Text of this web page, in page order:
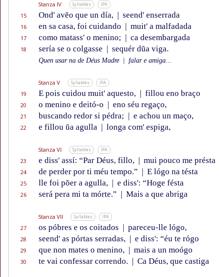
Stanza IV Syllables IPA
15 Ond' avẽo que un día, | seend' enserrada
16 en sa casa, foi cuidando | muit' a malfadada
17 como matass' o menino; | ca desembargada
18 sería se o colgasse | sequér dũa viga.
Quen usar na de Déus Madre falar e amiga...
Stanza V Syllables IPA
19 E pois cuidou muit' aquesto, | fillou eno braço
20 o menino e deitó-o | eno séu regaço,
21 buscando redor si pédra; | e achou un maço,
22 e fillou ũa agulla | longa com' espiga,
Stanza VI Syllables IPA
23 e diss' assí: “Par Déus, fillo, | mui pouco me présta
24 de perder por ti méu tempo.” | E lógo na tésta
25 lle foi põer a agulla, | e diss': “Hoge fésta
26 será pera mi ta mórte.” | Mais a que abriga
Stanza VII Syllables IPA
27 os póbres e os coitados | pareceu-lle lógo,
28 seend' as pórtas serradas, | e diss': “éu te rógo
29 que non mates o menino, | mais a un moógo
30 te vai confessar correndo. | Ca Déus, que castiga